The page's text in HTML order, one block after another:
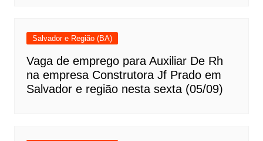
Salvador e Região (BA)
Vaga de emprego para Auxiliar De Rh
na empresa Construtora Jf Prado em
Salvador e região nesta sexta (05/09)